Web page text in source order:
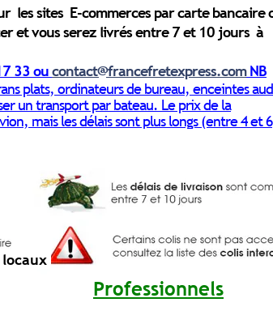
les sites E-commerces par carte bancaire
et vous serez livrés entre 7 et 10 jours à
33 oucontact@francefretexpress.com NB
plats, ordinateurs de bureau, enceintes
un transport par bateau. Le prix de la
mais les délais sont plus longs (entre 4 et 6
Professionnels